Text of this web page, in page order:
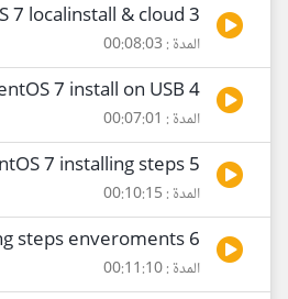
3 CentOS 7 localinstall & cloud
المدة : 00:08:03
4 CentOS 7 install on USB
المدة : 00:07:01
5 CentOS 7 installing steps
المدة : 00:10:15
6 CentOS 7 installing steps enveroments
المدة : 00:11:10